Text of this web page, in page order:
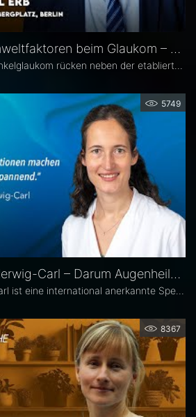
Ernährung und Umweltfaktoren beim Glaukom – Prof. Dr. Carl Erb
5749
Prof. Dr. Martina Herwig-Carl – Darum Augenheilkunde
8367